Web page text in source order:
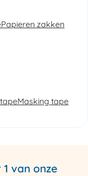
Papieren zakken
Masking tape
van onze